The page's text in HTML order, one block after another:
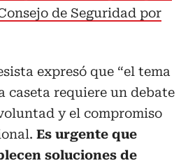
de Seguridad por
expresó que “el tema
caseta requiere un debate
y el compromiso
Es urgente que
soluciones de